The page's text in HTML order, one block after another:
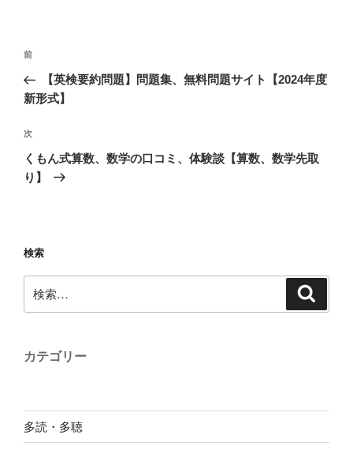
稿
ナ
ビ
ー
ョ
ン
前
の
投
前
【英検要約問題】問題集、無料問題サイト【2024年度
新形式】
次
の
投
次
くもん式算数、数学の口コミ、体験談【算数、数学先取
り】
検索
索:
カテゴリー
多読・多聴